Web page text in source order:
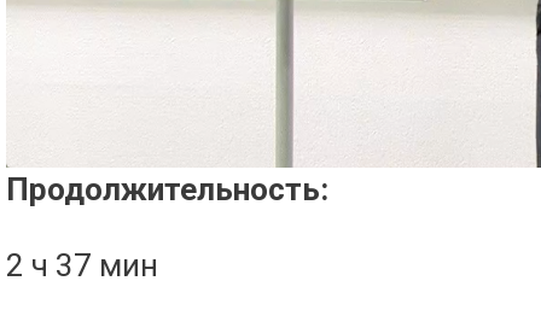
Продолжительность:
2 ч 37 мин